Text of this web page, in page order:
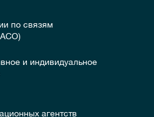
по связям
и индивидуальное
агентств